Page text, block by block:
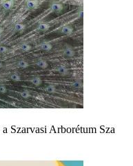
Szarvasi Arborétum Sza